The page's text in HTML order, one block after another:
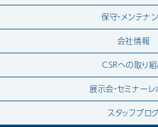
保守・メンテナ
会社情報
CSRへの取り
展示会・セミナーレ
スタッフブロ